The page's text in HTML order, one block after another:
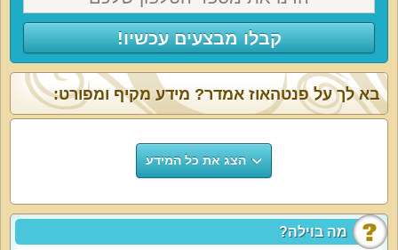
קבלו מבצעים עכשיו!
מה בוילה?
בא לך על פנטהאוז אמדר? מידע מקיף ומפורט:
הצג את כל המידע